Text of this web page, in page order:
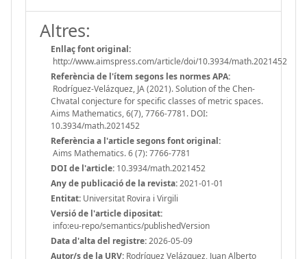
Altres:
Enllaç font original:
http://www.aimspress.com/article/doi/10.3934/math.2021452
Referència de l'ítem segons les normes APA:
Rodríguez-Velázquez, JA (2021). Solution of the Chen-
Chvatal conjecture for specific classes of metric spaces.
Aims Mathematics, 6(7), 7766-7781. DOI:
10.3934/math.2021452
Referència a l'article segons font original:
Aims Mathematics. 6 (7): 7766-7781
DOI de l'article: 10.3934/math.2021452
Any de publicació de la revista:2021-01-01
Entitat: Universitat Rovira i Virgili
Versió de l'article dipositat:
info:eu-repo/semantics/publishedVersion
Data d'alta del registre:2026-05-09
Autor/s de la URV: Rodríguez Velázquez, Juan Alberto